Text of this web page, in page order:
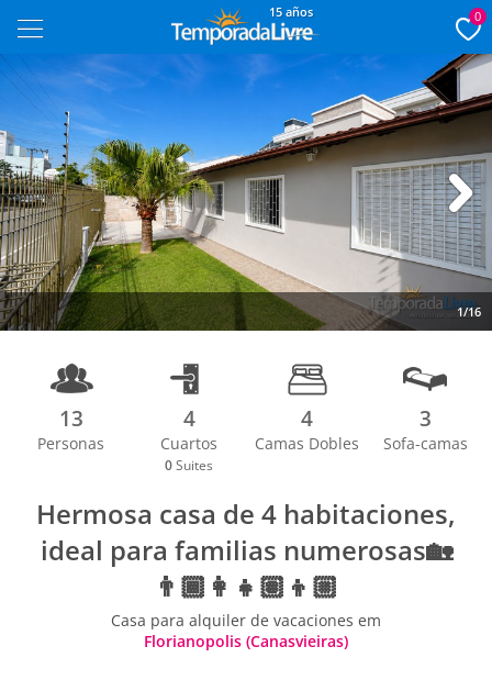
15 años 0
1/16
Next
13
Personas
4
Cuartos
0 Suites
4
Camas Dobles
3
Sofa-camas
Hermosa casa de 4 habitaciones,
ideal para familias numerosas🏡
👨🏾‍👩‍👧🏽‍👦🏼
Casa para alquiler de vacaciones em
Florianopolis (Canasvieiras)